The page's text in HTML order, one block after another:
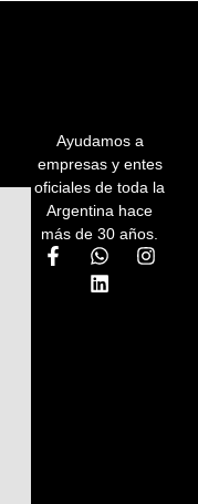
Ayudamos a
empresas y entes
oficiales de toda la
Argentina hace
más de 30 años.